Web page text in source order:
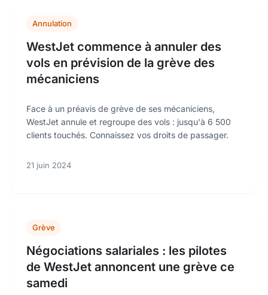
Annulation
WestJet commence à annuler des
vols en prévision de la grève des
mécaniciens
Face à un préavis de grève de ses mécaniciens,
WestJet annule et regroupe des vols : jusqu'à 6 500
clients touchés. Connaissez vos droits de passager.
21 juin 2024
Grève
Négociations salariales : les pilotes
de WestJet annoncent une grève ce
samedi